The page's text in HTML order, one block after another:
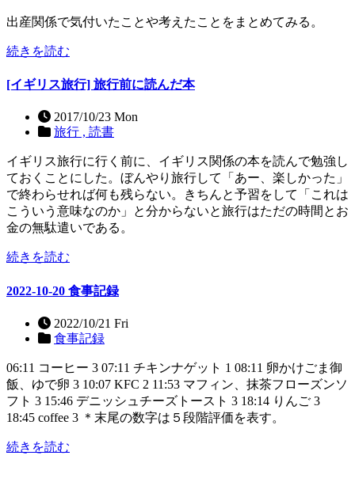
出産関係で気付いたことや考えたことをまとめてみる。
続きを読む
[イギリス旅行] 旅行前に読んだ本
2017/10/23 Mon
旅行 , 読書
イギリス旅行に行く前に、イギリス関係の本を読んで勉強し
ておくことにした。ぼんやり旅行して「あー、楽しかった」
で終わらせれば何も残らない。きちんと予習をして「これは
こういう意味なのか」と分からないと旅行はただの時間とお
金の無駄遣いである。
続きを読む
2022-10-20 食事記録
2022/10/21 Fri
食事記録
06:11 コーヒー 3 07:11 チキンナゲット 1 08:11 卵かけごま御
飯、ゆで卵 3 10:07 KFC 2 11:53 マフィン、抹茶フローズンソ
フト 3 15:46 デニッシュチーズトースト 3 18:14 りんご 3
18:45 coffee 3 ＊末尾の数字は５段階評価を表す。
続きを読む